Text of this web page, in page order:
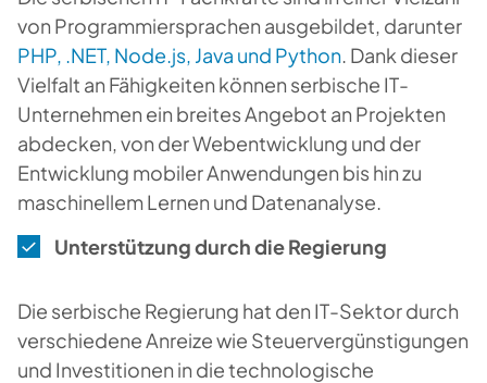
von Programmiersprachen ausgebildet, darunter
PHP, .NET, Node.js, Java und Python. Dank dieser
Vielfalt an Fähigkeiten können serbische IT-
Unternehmen ein breites Angebot an Projekten
abdecken, von der Webentwicklung und der
Entwicklung mobiler Anwendungen bis hin zu
maschinellem Lernen und Datenanalyse.
Unterstützung durch die Regierung
Die serbische Regierung hat den IT-Sektor durch
verschiedene Anreize wie Steuervergünstigungen
und Investitionen in die technologische